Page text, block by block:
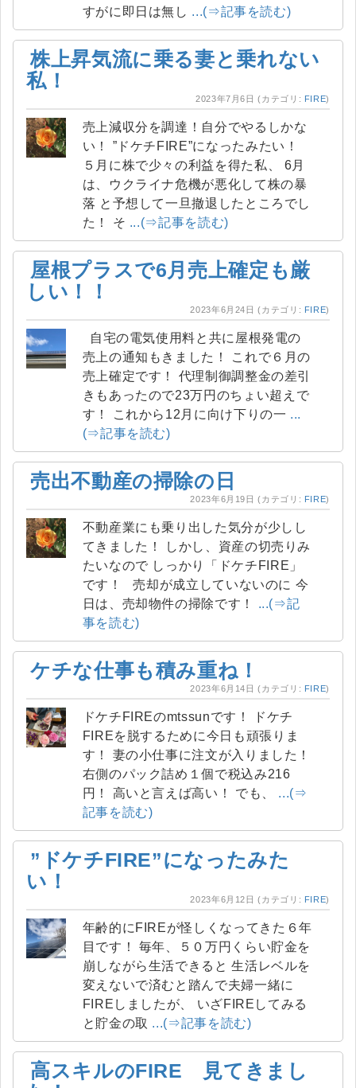
すがに即日は無し ...(⇒記事を読む)
株上昇気流に乗る妻と乗れない
私！
2023年7月6日 (カテゴリ: FIRE)
売上減収分を調達！自分でやるしかな
い！ ”ドケチFIRE”になったみたい！
５月に株で少々の利益を得た私、 6月
は、ウクライナ危機が悪化して株の暴
落 と予想して一旦撤退したところでし
た！ そ ...(⇒記事を読む)
屋根プラスで6月売上確定も厳
しい！！
2023年6月24日 (カテゴリ: FIRE)
売上の通知もきました！ これで６月の
売上確定です！ 代理制御調整金の差引
きもあったので23万円のちょい超えで
す！ これから12月に向け下りの一 ...
(⇒記事を読む)
売出不動産の掃除の日
2023年6月19日 (カテゴリ: FIRE)
不動産業にも乗り出した気分が少しし
てきました！ しかし、資産の切売りみ
たいなので しっかり「ドケチFIRE」
です！ 売却が成立していないのに 今
日は、売却物件の掃除です！ ...(⇒記
事を読む)
ケチな仕事も積み重ね！
2023年6月14日 (カテゴリ: FIRE)
ドケチFIREのmtssunです！ ドケチ
FIREを脱するために今日も頑張りま
す！ 妻の小仕事に注文が入りました！
右側のパック詰め１個で税込み216
円！ 高いと言えば高い！ でも、 ...(⇒
記事を読む)
”ドケチFIRE”になったみた
い！
2023年6月12日 (カテゴリ: FIRE)
年齢的にFIREが怪しくなってきた６年
目です！ 毎年、５０万円くらい貯金を
崩しながら生活できると 生活レベルを
変えないで済むと踏んで夫婦一緒に
FIREしましたが、 いざFIREしてみる
と貯金の取 ...(⇒記事を読む)
高スキルのFIRE 見てきまし